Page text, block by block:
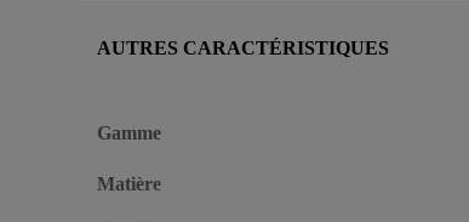
AUTRES CARACTÉRISTIQUES
Gamme
Matière